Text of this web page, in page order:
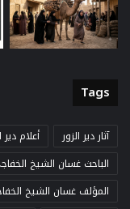
Tags
آثار دير الزور أعلام دير
الباحث غسان الشيخ
المؤلف غسان الشيخ